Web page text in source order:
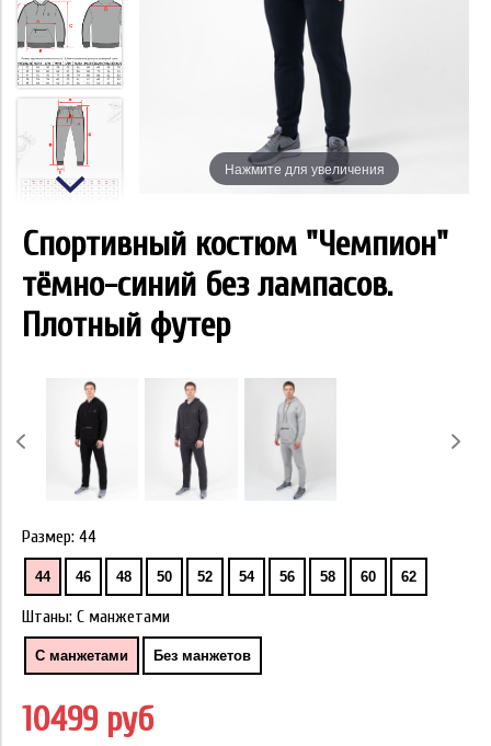
Нажмите для увеличения
Спортивный костюм "Чемпион"
тёмно-синий без лампасов.
Плотный футер
Размер: 44
44 46 48 50 52 54 56 58 60 62
Штаны: С манжетами
С манжетами Без манжетов
10499 руб